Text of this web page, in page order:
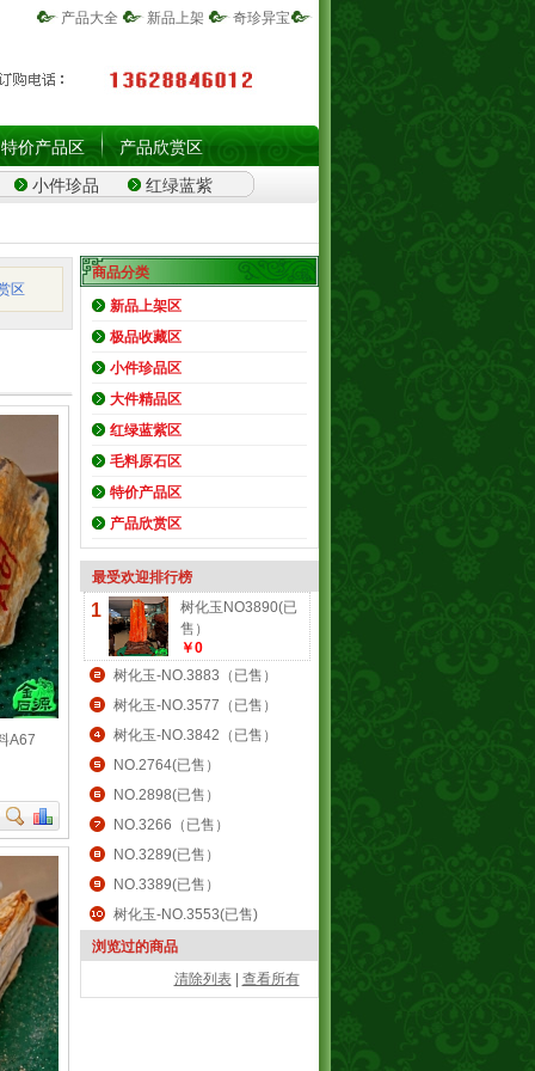
产品大全 新品上架 奇珍异宝
特价产品区
产品欣赏区
小件珍品
红绿蓝紫
商品分类
新品上架区
极品收藏区
小件珍品区
大件精品区
红绿蓝紫区
毛料原石区
特价产品区
产品欣赏区
最受欢迎排行榜
1
树化玉NO3890(已
售）
￥0
树化玉-NO.3883（已售）
树化玉-NO.3577（已售）
树化玉-NO.3842（已售）
NO.2764(已售）
NO.2898(已售）
NO.3266（已售）
NO.3289(已售）
NO.3389(已售）
树化玉-NO.3553(已售)
浏览过的商品
清除列表| 查看所有
区
A67